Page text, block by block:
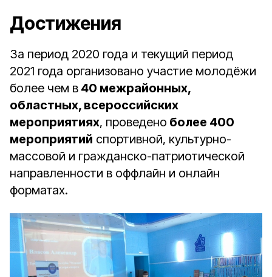
Достижения
За период 2020 года и текущий период
2021 года организовано участие молодёжи
более чем в 40 межрайонных,
областных, всероссийских
мероприятиях, проведено более 400
мероприятий спортивной, культурно-
массовой и гражданско-патриотической
направленности в оффлайн и онлайн
форматах.